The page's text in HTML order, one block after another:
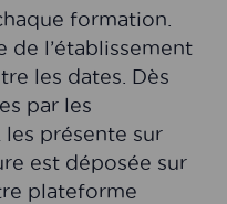
formation.
de l’établissement
les dates. Dès
par les
les présente sur
est déposée sur
plateforme